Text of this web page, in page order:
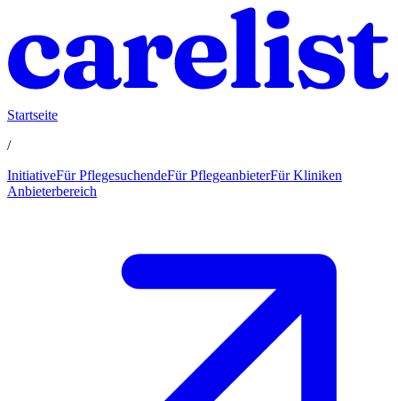
Startseite
/
InitiativeFür PflegesuchendeFür PflegeanbieterFür Kliniken
Anbieterbereich